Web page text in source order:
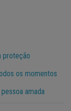
proteção
os momentos
amada